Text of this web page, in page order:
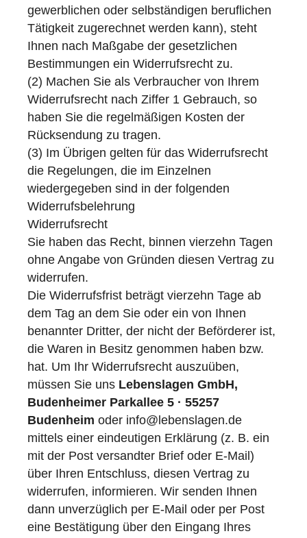
gewerblichen oder selbständigen beruflichen
Tätigkeit zugerechnet werden kann), steht
Ihnen nach Maßgabe der gesetzlichen
Bestimmungen ein Widerrufsrecht zu.
(2) Machen Sie als Verbraucher von Ihrem
Widerrufsrecht nach Ziffer 1 Gebrauch, so
haben Sie die regelmäßigen Kosten der
Rücksendung zu tragen.
(3) Im Übrigen gelten für das Widerrufsrecht
die Regelungen, die im Einzelnen
wiedergegeben sind in der folgenden
Widerrufsbelehrung
Widerrufsrecht
Sie haben das Recht, binnen vierzehn Tagen
ohne Angabe von Gründen diesen Vertrag zu
widerrufen.
Die Widerrufsfrist beträgt vierzehn Tage ab
dem Tag an dem Sie oder ein von Ihnen
benannter Dritter, der nicht der Beförderer ist,
die Waren in Besitz genommen haben bzw.
hat. Um Ihr Widerrufsrecht auszuüben,
müssen Sie uns Lebenslagen GmbH,
Budenheimer Parkallee 5 · 55257
Budenheim oder info@lebenslagen.de
mittels einer eindeutigen Erklärung (z. B. ein
mit der Post versandter Brief oder E-Mail)
über Ihren Entschluss, diesen Vertrag zu
widerrufen, informieren. Wir senden Ihnen
dann unverzüglich per E-Mail oder per Post
eine Bestätigung über den Eingang Ihres